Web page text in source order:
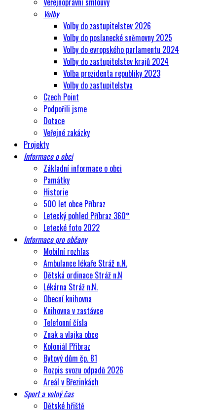
Volby
Volby do zastupitelstev 2026
Volby do poslanecké sněmovny 2025
Volby do evropského parlamentu 2024
Volby do zastupitelstev krajů 2024
Volba prezidenta republiky 2023
Volby do zastupitelstva
Czech Point
Podpořili jsme
Dotace
Veřejné zakázky
Projekty
Informace o obci
Základní informace o obci
Památky
Historie
500 let obce Příbraz
Letecký pohled Příbraz 360°
Letecké foto 2022
Informace pro občany
Mobilní rozhlas
Ambulance lékaře Stráž n.N.
Dětská ordinace Stráž n.N
Lékárna Stráž n.N.
Obecní knihovna
Knihovna v zastávce
Telefonní čísla
Znak a vlajka obce
Koloniál Příbraz
Bytový dům čp. 81
Rozpis svozu odpadů 2026
Areál v Březinkách
Sport a volný čas
Dětské hřiště